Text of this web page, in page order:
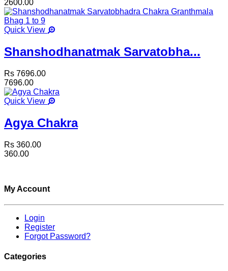
2600.00
Quick View
Shanshodhanatmak Sarvatobha...
Rs 7696.00
7696.00
Quick View
Agya Chakra
Rs 360.00
360.00
My Account
Login
Register
Forgot Password?
Categories